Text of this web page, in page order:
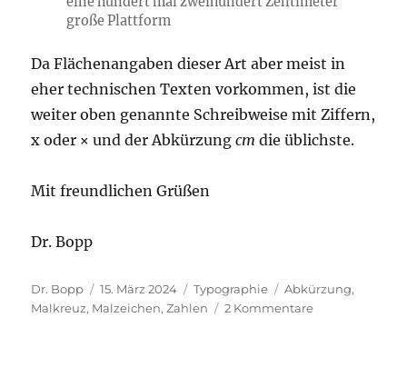
große Plattform
Da Flächenangaben dieser Art aber meist in
eher technischen Texten vorkommen, ist die
weiter oben genannte Schreibweise mit Ziffern,
x oder × und der Abkürzungcm die üblichste.
Mit freundlichen Grüßen
Dr. Bopp
Autor
Dr. Bopp
Veröffentlicht
am
15. März 2024 Kategorien
Typographie Schlagwörter
Abkürzung,
Malkreuz, Malzeichen,Zahlen 2 Kommentarezu